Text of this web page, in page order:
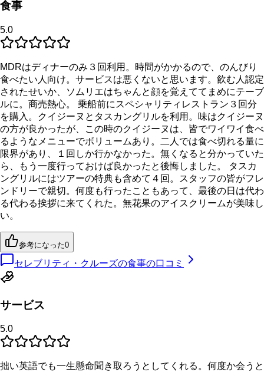
食事
5.0
MDRはディナーのみ３回利用。時間がかかるので、のんびり
食べたい人向け。サービスは悪くないと思います。飲む人認定
されたせいか、ソムリエはちゃんと顔を覚えててまめにテーブ
ルに。商売熱心。 乗船前にスペシャリティレストラン３回分
を購入。クイジーヌとタスカングリルを利用。味はクイジーヌ
の方が良かったが、この時のクイジーヌは、皆でワイワイ食べ
るようなメニューでボリュームあり。二人では食べ切れる量に
限界があり、１回しか行かなかった。無くなると分かっていた
ら、もう一度行っておけば良かったと後悔しました。 タスカ
ングリルにはツアーの特典も含めて４回。スタッフの皆がフレ
ンドリーで親切。何度も行ったこともあって、最後の日は代わ
る代わる挨拶に来てくれた。無花果のアイスクリームが美味し
い。
参考になった0
セレブリティ・クルーズの食事の口コミ
サービス
5.0
拙い英語でも一生懸命聞き取ろうとしてくれる。何度か会うと